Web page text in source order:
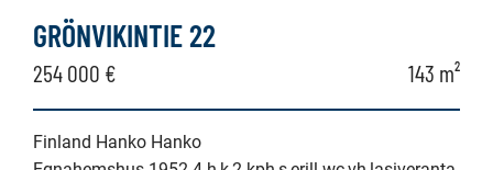
GRÖNVIKINTIE 22
254 000 € 143 m²
Finland Hanko Hanko